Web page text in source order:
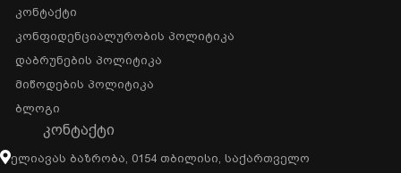
Კონტაქტი
Კონფიდენციალურობის Პოლიტიკა
Დაბრუნების Პოლიტიკა
Მიწოდების Პოლიტიკა
Ბლოგი
ᲙᲝᲜᲢᲐᲥᲢᲘ
Ელიავას Ბაზრობა, 0154 Თბილისი, Საქართველო